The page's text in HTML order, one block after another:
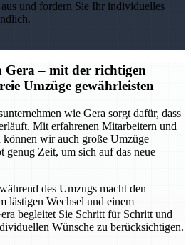
und fordern Sie Ihr individuelles
Gera – mit der richtigen
Umzüge gewährleisten
wie Gera sorgt dafür, dass
Mit erfahrenen Mitarbeitern und
können wir auch große Umzüge
genug Zeit, um sich auf das neue
des Umzugs macht den
lästigen Wechsel und einem
begleitet Sie Schritt für Schritt und
Wünsche zu berücksichtigen.